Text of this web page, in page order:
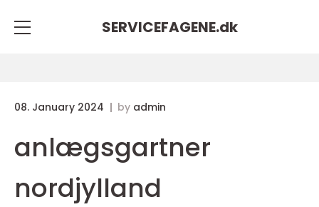
SERVICEFAGENE.dk
08. January 2024 by admin
anlægsgartner
nordjylland